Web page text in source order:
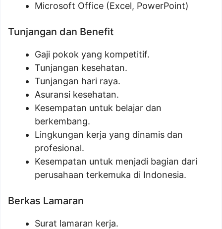
Microsoft Office (Excel, PowerPoint)
Tunjangan dan Benefit
Gaji pokok yang kompetitif.
Tunjangan kesehatan.
Tunjangan hari raya.
Asuransi kesehatan.
Kesempatan untuk belajar dan
berkembang.
Lingkungan kerja yang dinamis dan
profesional.
Kesempatan untuk menjadi bagian dari
perusahaan terkemuka di Indonesia.
Berkas Lamaran
Surat lamaran kerja.